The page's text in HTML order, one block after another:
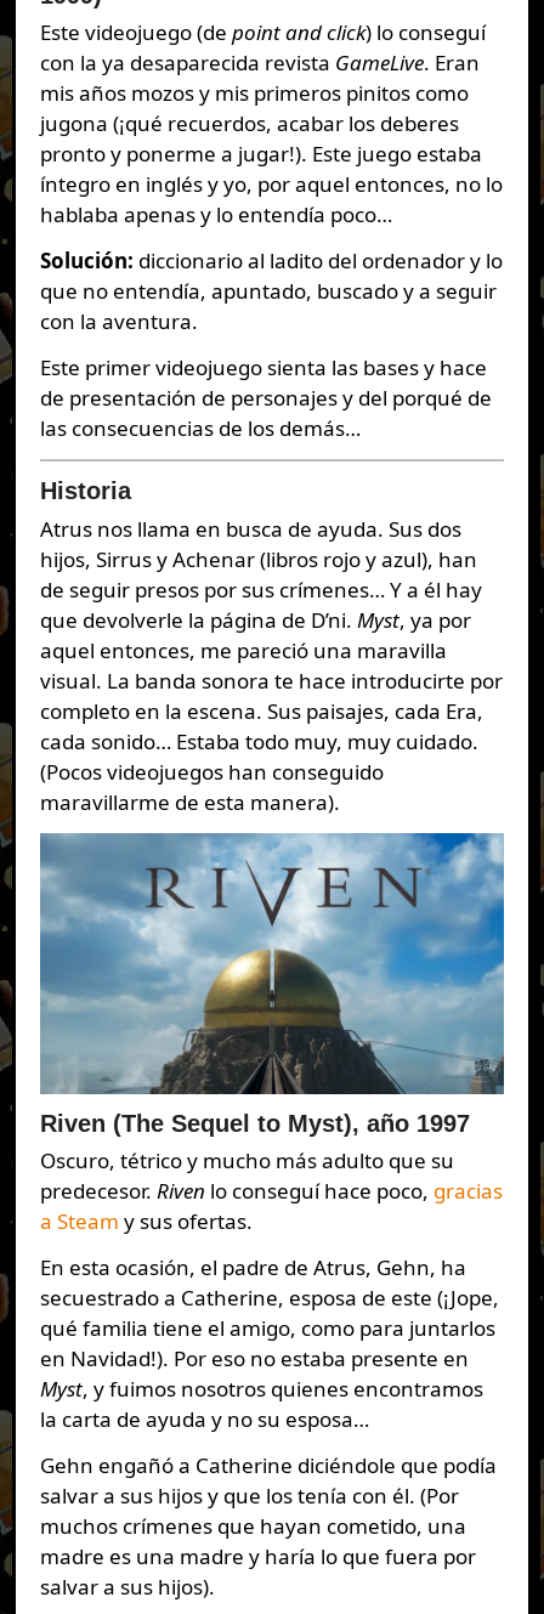
Este videojuego (de point and click) lo conseguí
con la ya desaparecida revista GameLive. Eran
mis años mozos y mis primeros pinitos como
jugona (¡qué recuerdos, acabar los deberes
pronto y ponerme a jugar!). Este juego estaba
íntegro en inglés y yo, por aquel entonces, no lo
hablaba apenas y lo entendía poco…
Solución: diccionario al ladito del ordenador y lo
que no entendía, apuntado, buscado y a seguir
con la aventura.
Este primer videojuego sienta las bases y hace
de presentación de personajes y del porqué de
las consecuencias de los demás…
Historia
Atrus nos llama en busca de ayuda. Sus dos
hijos, Sirrus y Achenar (libros rojo y azul), han
de seguir presos por sus crímenes… Y a él hay
que devolverle la página de D’ni. Myst, ya por
aquel entonces, me pareció una maravilla
visual. La banda sonora te hace introducirte por
completo en la escena. Sus paisajes, cada Era,
cada sonido… Estaba todo muy, muy cuidado.
(Pocos videojuegos han conseguido
maravillarme de esta manera).
Riven (The Sequel to Myst), año 1997
Oscuro, tétrico y mucho más adulto que su
predecesor. Riven lo conseguí hace poco, gracias
a Steam y sus ofertas.
En esta ocasión, el padre de Atrus, Gehn, ha
secuestrado a Catherine, esposa de este (¡Jope,
qué familia tiene el amigo, como para juntarlos
en Navidad!). Por eso no estaba presente en
Myst, y fuimos nosotros quienes encontramos
la carta de ayuda y no su esposa…
Gehn engañó a Catherine diciéndole que podía
salvar a sus hijos y que los tenía con él. (Por
muchos crímenes que hayan cometido, una
madre es una madre y haría lo que fuera por
salvar a sus hijos).